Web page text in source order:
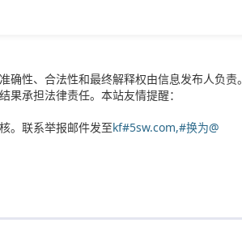
性、合法性和最终解释权由信息发布人负责。
承担法律责任。本站友情提醒：
。联系举报邮件发至kf#5sw.com,#换为@